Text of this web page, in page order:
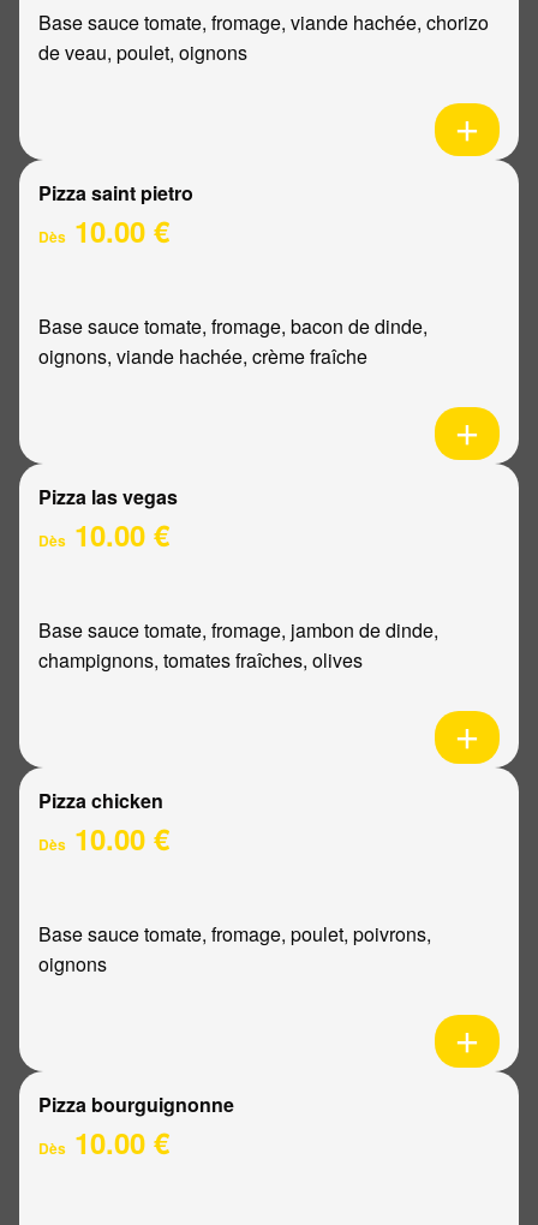
Base sauce tomate, fromage, viande hachée, chorizo
de veau, poulet, oignons
Pizza saint pietro
Dès 10.00 €
Base sauce tomate, fromage, bacon de dinde,
oignons, viande hachée, crème fraîche
Pizza las vegas
Dès 10.00 €
Base sauce tomate, fromage, jambon de dinde,
champignons, tomates fraîches, olives
Pizza chicken
Dès 10.00 €
Base sauce tomate, fromage, poulet, poivrons,
oignons
Pizza bourguignonne
Dès 10.00 €